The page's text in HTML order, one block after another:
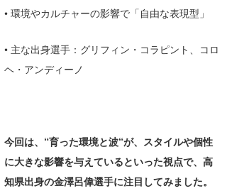
• 環境やカルチャーの影響で「自由な表現型」
• 主な出身選手：グリフィン・コラピント、コロ
ヘ・アンディーノ
今回は、“育った環境と波“が、スタイルや個性
に大きな影響を与えているといった視点で、高
知県出身の金澤呂偉選手に注目してみました。